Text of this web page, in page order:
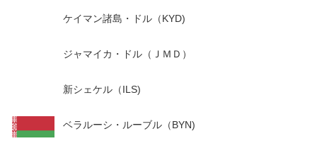
ケイマン諸島・ドル（KYD)
ジャマイカ・ドル（ＪＭＤ）
新シェケル（ILS)
ベラルーシ・ルーブル（BYN)